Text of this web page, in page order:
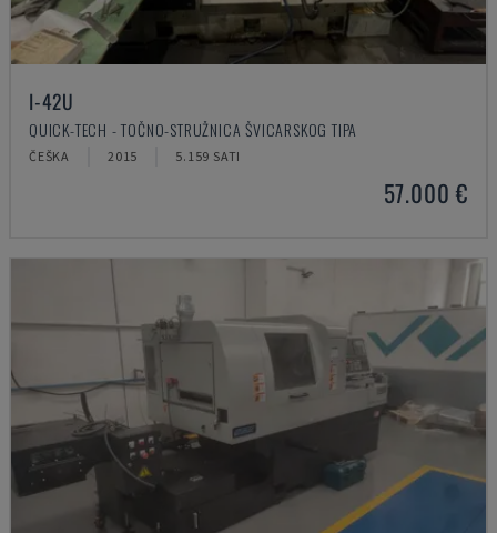
I-42U
QUICK-TECH - TOČNO-STRUŽNICA ŠVICARSKOG TIPA
ČEŠKA 2015 5.159 SATI
57.000 €